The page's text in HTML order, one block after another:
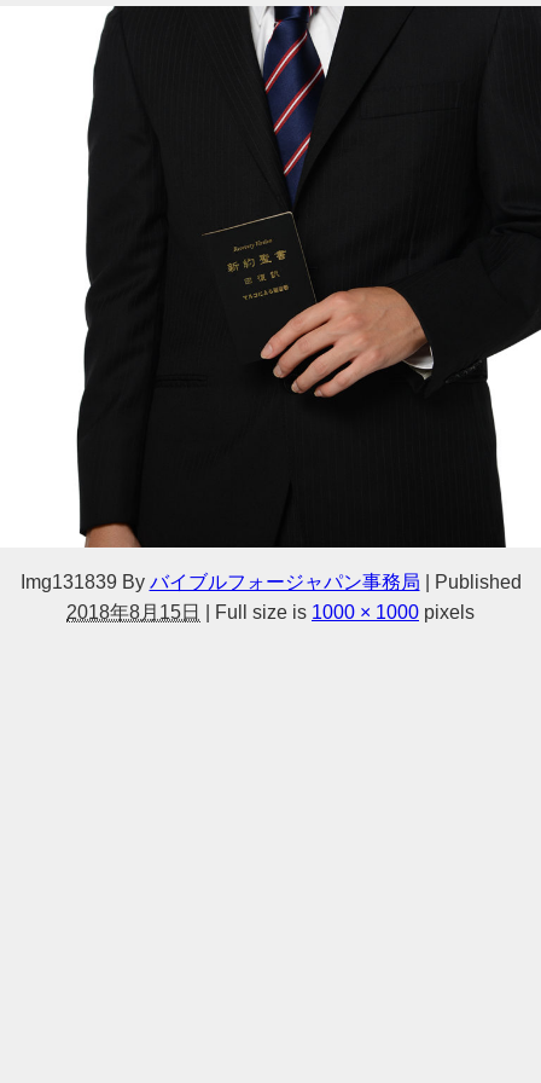
Img131839 By バイブルフォージャパン事務局
Published
2018年8月15日
Full size is 1000 × 1000 pixels